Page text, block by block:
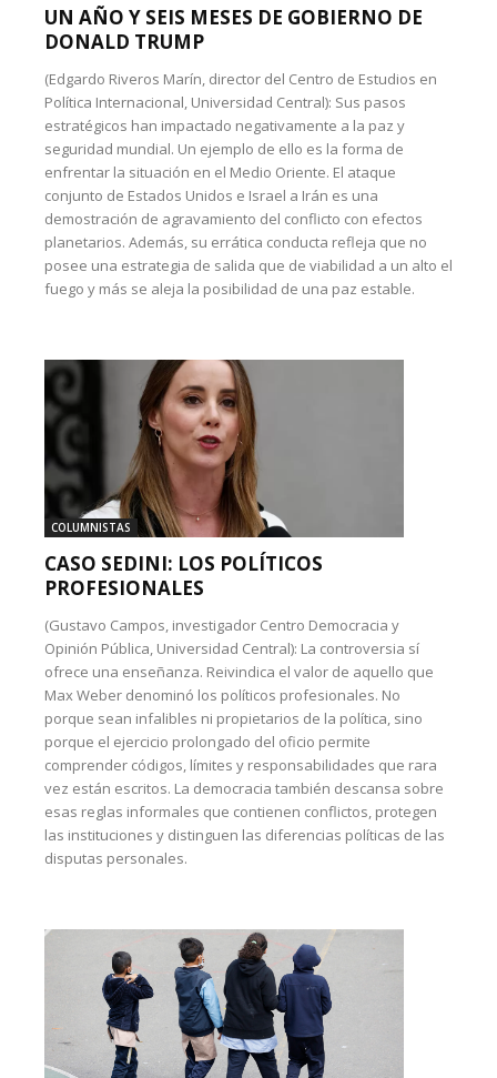
UN AÑO Y SEIS MESES DE GOBIERNO DE
DONALD TRUMP
(Edgardo Riveros Marín, director del Centro de Estudios en
Política Internacional, Universidad Central): Sus pasos
estratégicos han impactado negativamente a la paz y
seguridad mundial. Un ejemplo de ello es la forma de
enfrentar la situación en el Medio Oriente. El ataque
conjunto de Estados Unidos e Israel a Irán es una
demostración de agravamiento del conflicto con efectos
planetarios. Además, su errática conducta refleja que no
posee una estrategia de salida que de viabilidad a un alto el
fuego y más se aleja la posibilidad de una paz estable.
COLUMNISTAS
CASO SEDINI: LOS POLÍTICOS
PROFESIONALES
(Gustavo Campos, investigador Centro Democracia y
Opinión Pública, Universidad Central): La controversia sí
ofrece una enseñanza. Reivindica el valor de aquello que
Max Weber denominó los políticos profesionales. No
porque sean infalibles ni propietarios de la política, sino
porque el ejercicio prolongado del oficio permite
comprender códigos, límites y responsabilidades que rara
vez están escritos. La democracia también descansa sobre
esas reglas informales que contienen conflictos, protegen
las instituciones y distinguen las diferencias políticas de las
disputas personales.